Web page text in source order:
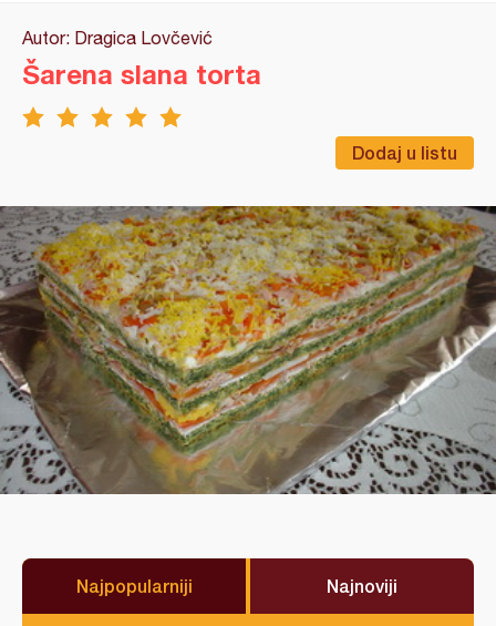
Autor: Dragica Lovčević
Dodaj u listu
Šarena slana torta
Najpopularniji Najnoviji